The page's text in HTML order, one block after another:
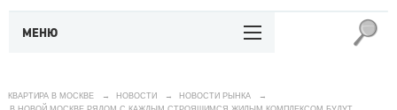
МЕНЮ
КВАРТИРА В МОСКВЕ → НОВОСТИ → НОВОСТИ РЫНКА
→